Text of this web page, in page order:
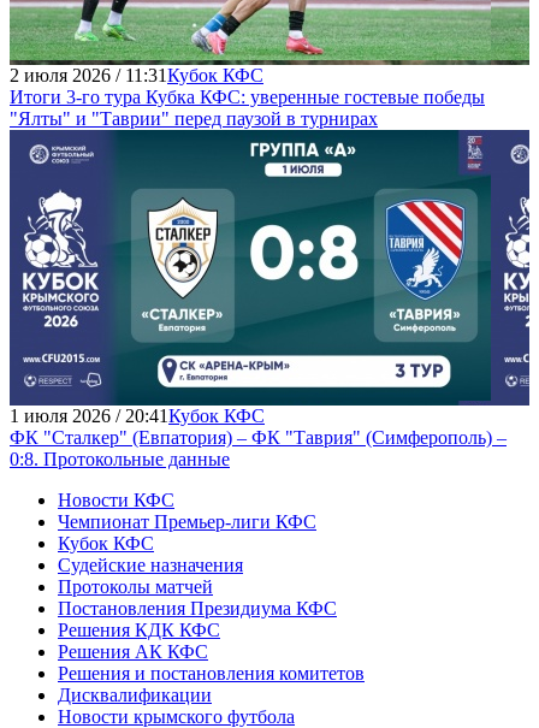
2 июля 2026 / 11:31Кубок КФС
Итоги 3-го тура Кубка КФС: уверенные гостевые победы
"Ялты" и "Таврии" перед паузой в турнирах
1 июля 2026 / 20:41Кубок КФС
ФК "Сталкер" (Евпатория) – ФК "Таврия" (Симферополь) –
0:8. Протокольные данные
Новости КФС
Чемпионат Премьер-лиги КФС
Кубок КФС
Судейские назначения
Протоколы матчей
Постановления Президиума КФС
Решения КДК КФС
Решения АК КФС
Решения и постановления комитетов
Дисквалификации
Новости крымского футбола